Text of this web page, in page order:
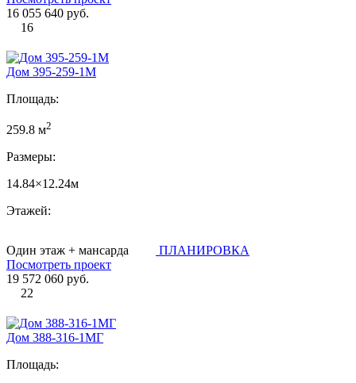
16 055 640 руб.
16
Дом 395-259-1М
Площадь:
259.8 м2
Размеры:
14.84×12.24м
Этажей:
Один этаж + мансарда
ПЛАНИРОВКА
Посмотреть проект
19 572 060 руб.
22
Дом 388-316-1МГ
Площадь: